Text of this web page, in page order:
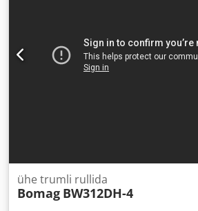
ühe trumli rullida
Bomag BW312DH-4